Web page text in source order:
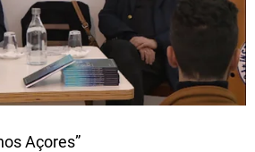
Açores”